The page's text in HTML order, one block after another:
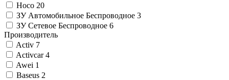
Hoco 20
ЗУ Автомобильное Беспроводное 3
ЗУ Сетевое Беспроводное 6
Производитель
Activ 7
Activcar 4
Awei 1
Baseus 2